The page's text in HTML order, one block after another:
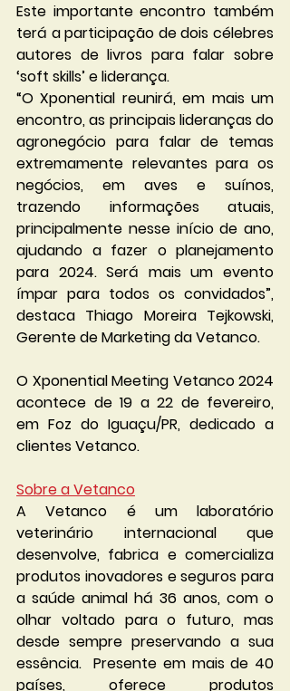
Este importante encontro também
terá a participação de dois célebres
autores de livros para falar sobre
‘soft skills’ e liderança.
“O Xponential reunirá, em mais um
encontro, as principais lideranças do
agronegócio para falar de temas
extremamente relevantes para os
negócios, em aves e suínos,
trazendo informações atuais,
principalmente nesse início de ano,
ajudando a fazer o planejamento
para 2024. Será mais um evento
ímpar para todos os convidados”,
destaca Thiago Moreira Tejkowski,
Gerente de Marketing da Vetanco.
O Xponential Meeting Vetanco 2024
acontece de 19 a 22 de fevereiro,
em Foz do Iguaçu/PR, dedicado a
clientes Vetanco.
Sobre a Vetanco
A Vetanco é um laboratório
veterinário internacional que
desenvolve, fabrica e comercializa
produtos inovadores e seguros para
a saúde animal há 36 anos, com o
olhar voltado para o futuro, mas
desde sempre preservando a sua
essência.  Presente em mais de 40
países, oferece produtos